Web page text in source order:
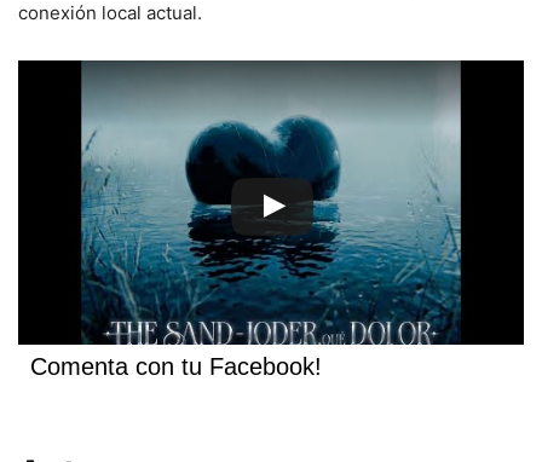
conexión local actual.
Comenta con tu Facebook!